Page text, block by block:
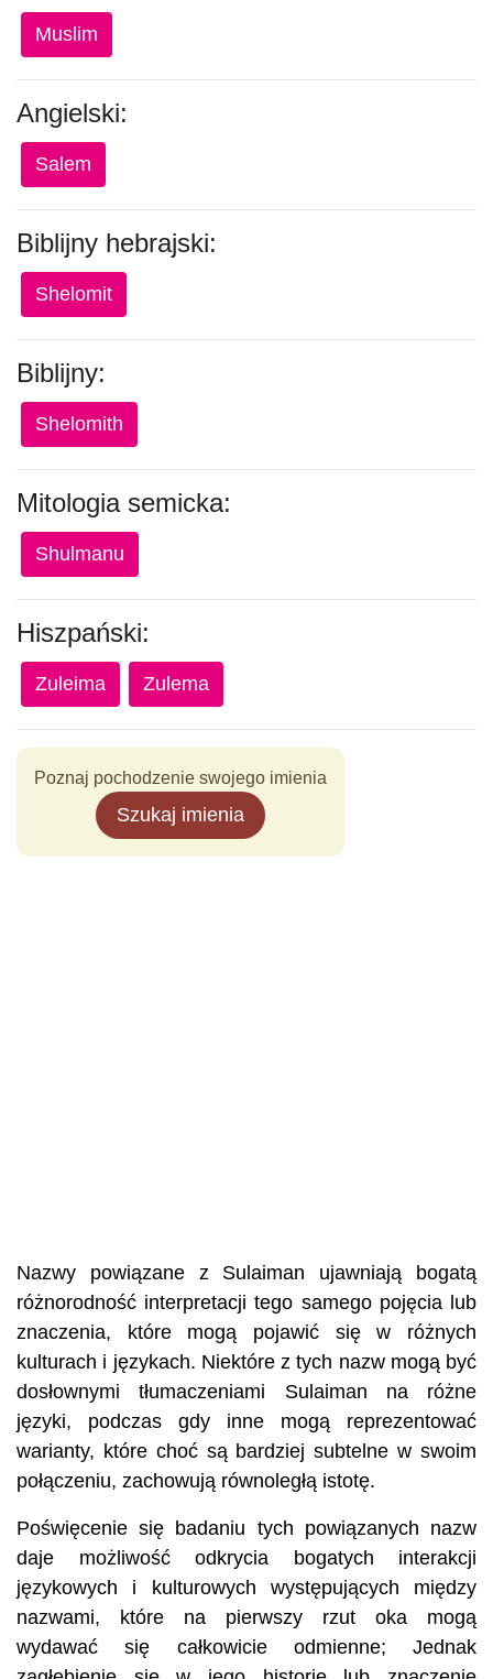
Muslim
Angielski:
Salem
Biblijny hebrajski:
Shelomit
Biblijny:
Shelomith
Mitologia semicka:
Shulmanu
Hiszpański:
Zuleima Zulema
Poznaj pochodzenie swojego imienia
Szukaj imienia
Nazwy powiązane z Sulaiman ujawniają bogatą
różnorodność interpretacji tego samego pojęcia lub
znaczenia, które mogą pojawić się w różnych
kulturach i językach. Niektóre z tych nazw mogą być
dosłownymi tłumaczeniami Sulaiman na różne
języki, podczas gdy inne mogą reprezentować
warianty, które choć są bardziej subtelne w swoim
połączeniu, zachowują równoległą istotę.
Poświęcenie się badaniu tych powiązanych nazw
daje możliwość odkrycia bogatych interakcji
językowych i kulturowych występujących między
nazwami, które na pierwszy rzut oka mogą
wydawać się całkowicie odmienne; Jednak